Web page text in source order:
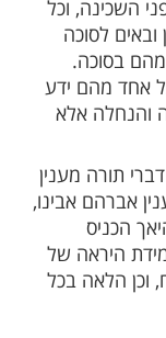
ביום
עמו.
עמו.
- משה
יוסף
דוד המלך
מבתיהם
וכל
לסוכה